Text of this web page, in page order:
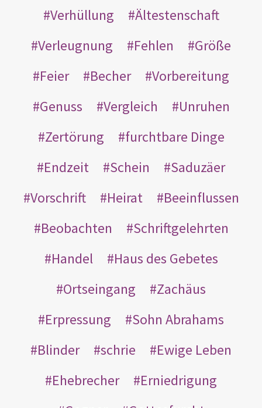
Verhüllung
Ältestenschaft
Verleugnung
Fehlen
Größe
Feier
Becher
Vorbereitung
Genuss
Vergleich
Unruhen
Zertörung
furchtbare Dinge
Endzeit
Schein
Saduzäer
Vorschrift
Heirat
Beeinflussen
Beobachten
Schriftgelehrten
Handel
Haus des Gebetes
Ortseingang
Zachäus
Erpressung
Sohn Abrahams
Blinder
schrie
Ewige Leben
Ehebrecher
Erniedrigung